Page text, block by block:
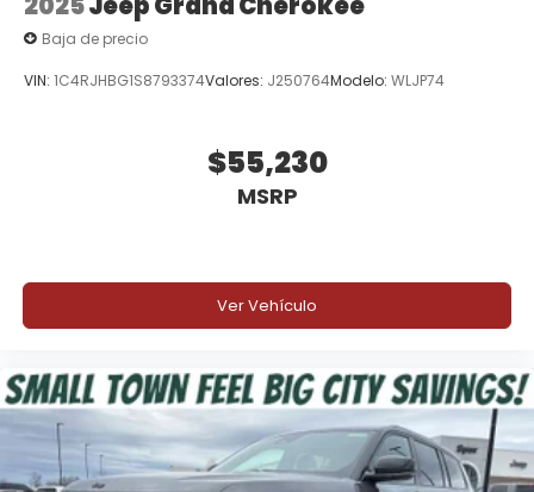
Baja de precio
VIN: 1C4RJHBG1S8793374Valores: J250764Modelo: WLJP74
$55,230
MSRP
Ver Vehículo